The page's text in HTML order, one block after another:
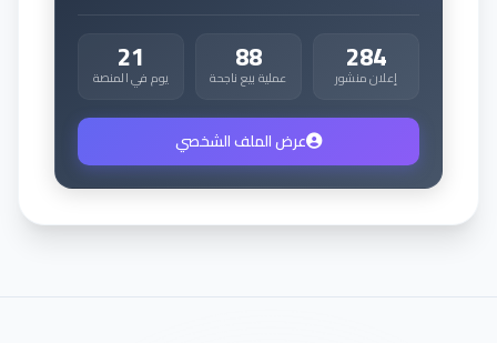
284
إعلان منشور 88
عملية بيع ناجحة 21
يوم في المنصة
عرض الملف الشخصي